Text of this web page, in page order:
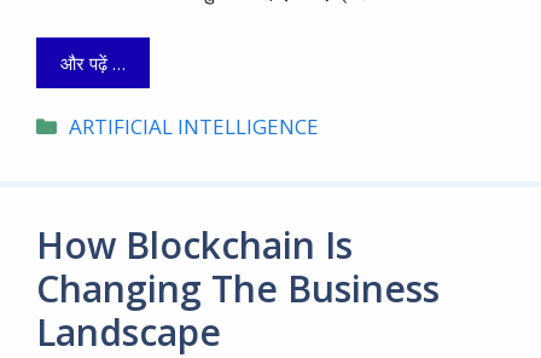
और पढ़ें …
Categories
ARTIFICIAL INTELLIGENCE
How Blockchain Is
Changing The Business
Landscape